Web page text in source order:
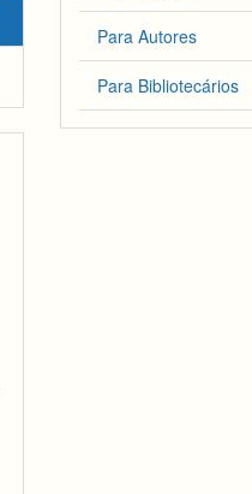
Para Autores
Para Bibliotecários